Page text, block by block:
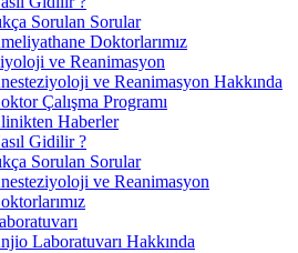
Sorulan Sorular
Doktorlarımız
ve Reanimasyon
ve Reanimasyon Hakkında
Çalışma Programı
Haberler
Gidilir ?
Sorulan Sorular
ve Reanimasyon
Laboratuvarı Hakkında